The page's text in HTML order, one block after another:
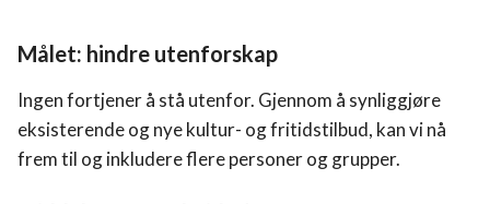
Målet: hindre utenforskap
Ingen fortjener å stå utenfor. Gjennom å synliggjøre
eksisterende og nye kultur- og fritidstilbud, kan vi nå
frem til og inkludere flere personer og grupper.